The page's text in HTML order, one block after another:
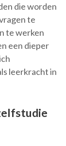
die worden
te
te werken
een dieper
leerkracht in